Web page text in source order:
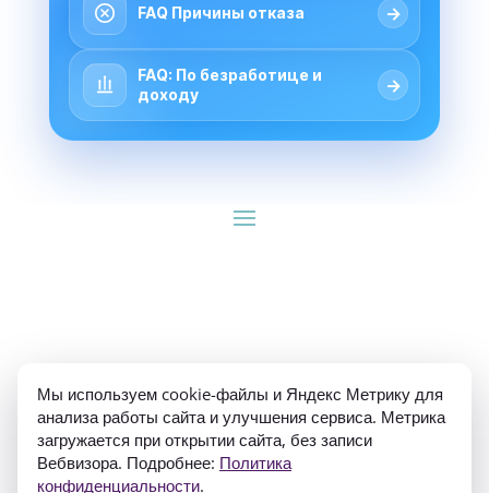
FAQ Причины отказа →
FAQ: По безработице и
доходу
→
ИП Гуляев Е.А. ОГРН 310784709900570 ИНН
781020474307
Мы используем cookie-файлы и Яндекс Метрику для
анализа работы сайта и улучшения сервиса. Метрика
загружается при открытии сайта, без записи
Вебвизора. Подробнее: Политика
конфиденциальности.